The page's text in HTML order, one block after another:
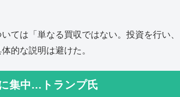
ては「単なる買収ではない。投資を行い、
的な説明は避けた。
集中…トランプ氏